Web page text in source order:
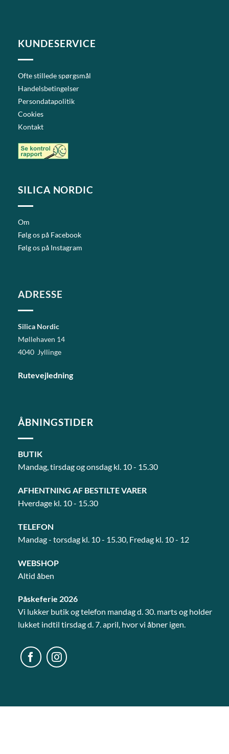
KUNDESERVICE
Ofte stillede spørgsmål
Handelsbetingelser
Persondatapolitik
Cookies
Kontakt
SILICA NORDIC
Om
Følg os på Facebook
Følg os på Instagram
ADRESSE
Silica Nordic
Møllehaven 14
4040 Jyllinge
Rutevejledning
ÅBNINGSTIDER
BUTIK
Mandag, tirsdag og onsdag kl. 10 - 15.30
AFHENTNING AF BESTILTE VARER
Hverdage kl. 10 - 15.30
TELEFON
Mandag - torsdag kl. 10 - 15.30, Fredag kl. 10 - 12
WEBSHOP
Altid åben
Påskeferie 2026
Vi lukker butik og telefon mandag d. 30. marts og holder
lukket indtil tirsdag d. 7. april, hvor vi åbner igen.